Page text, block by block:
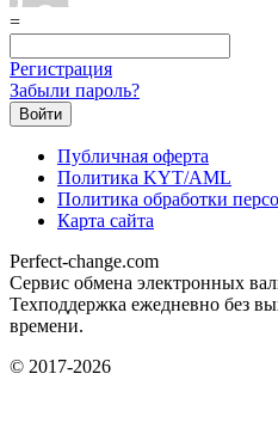
=
Регистрация
Забыли пароль?
Публичная оферта
Политика KYT/AML
Политика обработки
Карта сайта
Perfect-change.com
Сервис обмена электронных
Техподдержка ежедневно без
времени.
© 2017-2026